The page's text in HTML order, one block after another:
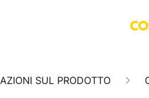
SUL PRODOTTO